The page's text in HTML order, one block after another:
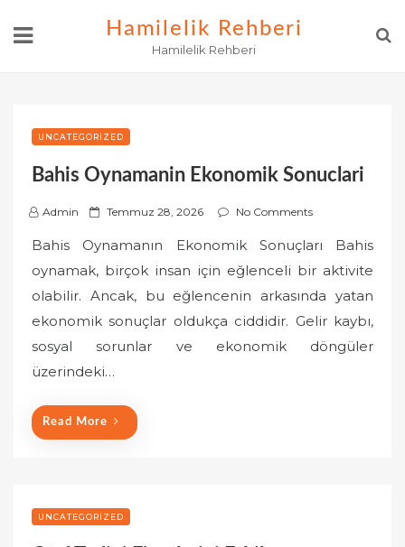
Hamilelik Rehberi
Hamilelik Rehberi
UNCATEGORIZED
Bahis Oynamanin Ekonomik Sonuclari
Admin
P
s
e
d
o
Temmuz 28, 2026 No Comments
Bahis Oynamanın Ekonomik Sonuçları Bahis
oynamak, birçok insan için eğlenceli bir aktivite
olabilir. Ancak, bu eğlencenin arkasında yatan
ekonomik sonuçlar oldukça ciddidir. Gelir kaybı,
sosyal sorunlar ve ekonomik döngüler
üzerindeki…
Read More
UNCATEGORIZED